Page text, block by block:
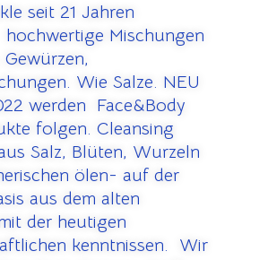
seit 21 Jahren
Mischungen
Gewürzen,
Wie Salze. NEU
werden Face&Body
folgen. Cleansing
Salz, Blüten, Wurzeln
ölen- auf der
aus dem alten
der heutigen
kenntnissen. Wir